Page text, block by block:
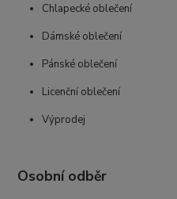
Chlapecké oblečení
Dámské oblečení
Pánské oblečení
Licenční oblečení
Výprodej
Osobní odběr